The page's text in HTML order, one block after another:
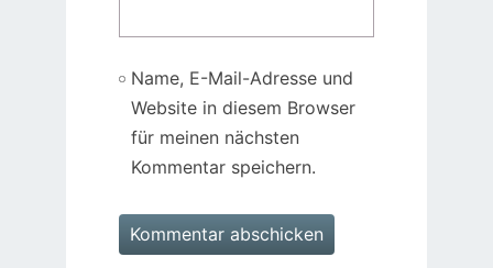
Name, E-Mail-Adresse und
Website in diesem Browser
für meinen nächsten
Kommentar speichern.